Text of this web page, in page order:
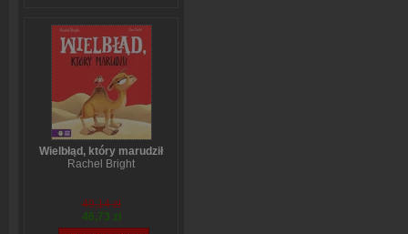
Wielbłąd, który marudził
Rachel Bright
49,14 zł
46,73 zł